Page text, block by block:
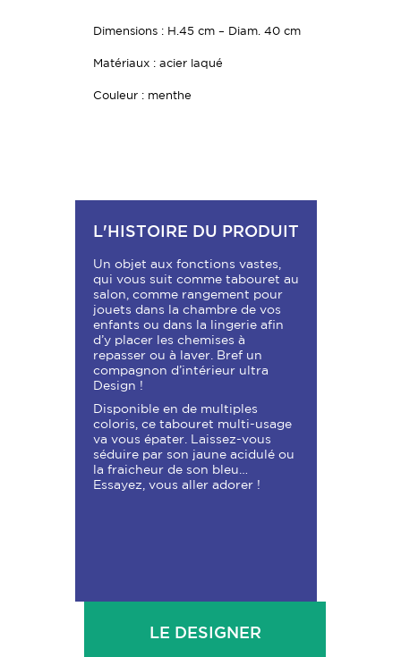
Dimensions : H.45 cm – Diam. 40 cm
Matériaux : acier laqué
Couleur : menthe
L'HISTOIRE DU PRODUIT
Un objet aux fonctions vastes,
qui vous suit comme tabouret au
salon, comme rangement pour
jouets dans la chambre de vos
enfants ou dans la lingerie afin
d’y placer les chemises à
repasser ou à laver. Bref un
compagnon d’intérieur ultra
Design !
Disponible en de multiples
coloris, ce tabouret multi-usage
va vous épater. Laissez-vous
séduire par son jaune acidulé ou
la fraicheur de son bleu…
Essayez, vous aller adorer !
LE DESIGNER